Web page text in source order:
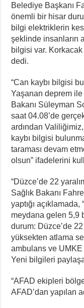
Belediye Başkanı
önemli bir hisar
bilgi elektriklerin
şeklinde insanların
bilgisi var. Korkacak
dedi.
“Can kaybı bilgisi
Yaşanan deprem
Bakanı Süleyman
saat 04.08’de
ardından
kaybı bilgisi
taraması devam
olsun” ifadelerini
“Düzce’de 22
Sağlık Bakanı
yaptığı
meydana gelen 5,9
durum: Düzce’de 22
yüksekten atlama
ambulans ve UMKE
Yeni bilgileri
“AFAD ekipleri
AFAD’dan yapılan